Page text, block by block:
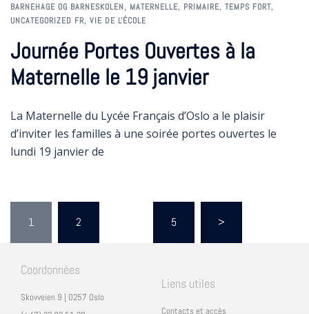
BARNEHAGE OG BARNESKOLEN, MATERNELLE, PRIMAIRE, TEMPS FORT,
UNCATEGORIZED FR, VIE DE L'ÉCOLE
Journée Portes Ouvertes à la
Maternelle le 19 janvier
La Maternelle du Lycée Français d’Oslo a le plaisir
d’inviter les familles à une soirée portes ouvertes le
lundi 19 janvier de
1 2 5 >
Coordonnées
Skovveien 9 | 0257 Oslo
Liens utiles
Contacts et accès